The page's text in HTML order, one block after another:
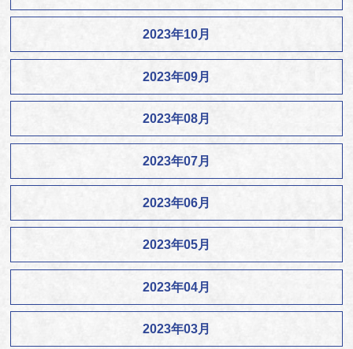
2023年10月
2023年09月
2023年08月
2023年07月
2023年06月
2023年05月
2023年04月
2023年03月